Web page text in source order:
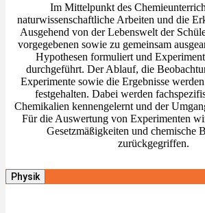
Im Mittelpunkt des
naturwissenschaftliche Arbeiten und die
Ausgehend von der Lebenswelt der
vorgegebenen sowie zu gemeinsam
Hypothesen formuliert und
durchgeführt. Der Ablauf, die
Experimente sowie die Ergebnisse
festgehalten. Dabei werden
Chemikalien kennengelernt und der
Für die Auswertung von Experimenten
Gesetzmäßigkeiten und chemische
zurückgegriffen.
Physik